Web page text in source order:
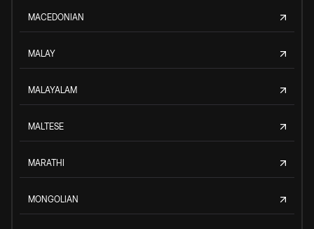
MACEDONIAN
MALAY
MALAYALAM
MALTESE
MARATHI
MONGOLIAN